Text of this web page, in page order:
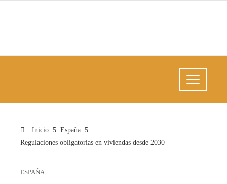
Inicio
España
Regulaciones obligatorias en viviendas desde 2030
ESPAÑA